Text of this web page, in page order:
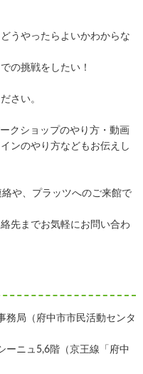
うやったらよいかわからな
の挑戦をしたい！
さい。
クショップのやり方・動画
ンのやり方などもお伝えし
や、プラッツへのご来館で
先までお気軽にお問い合わ
務局（府中市市民活動センタ
ーニュ5,6階（京王線「府中